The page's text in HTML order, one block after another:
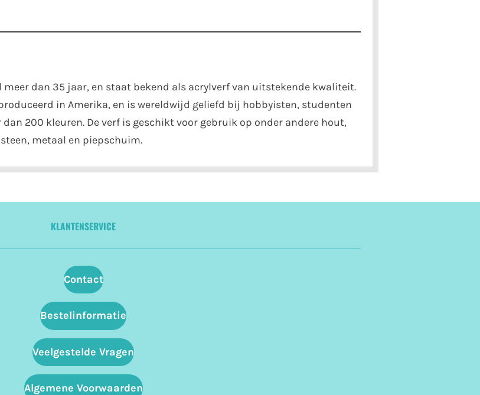
dan 35 jaar, en staat bekend als acrylverf van uitstekende kwaliteit.
in Amerika, en is wereldwijd geliefd bij hobbyisten, studenten
200 kleuren. De verf is geschikt voor gebruik op onder andere hout,
metaal en piepschuim.
KLANTENSERVICE
Contact
Bestelinformatie
Veelgestelde Vragen
Algemene Voorwaarden